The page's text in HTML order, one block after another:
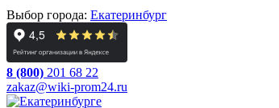
Выбор города: Екатеринбург
8 (800) 201 68 22
zakaz@wiki-prom24.ru